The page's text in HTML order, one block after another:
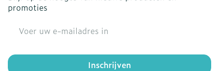
promoties
Inschrijven